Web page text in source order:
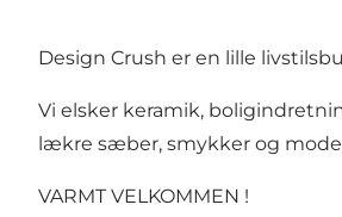
Design Crush er en lille
Vi elsker keramik,
lækre sæber, smykker og
VARMT VELKOMMEN !